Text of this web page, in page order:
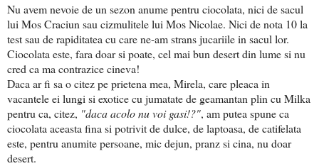
Nu avem nevoie de un sezon anume pentru ciocolata, nici de sacul
lui Mos Craciun sau cizmulitele lui Mos Nicolae. Nici de nota 10 la
test sau de rapiditatea cu care ne-am strans jucariile in sacul lor.
Ciocolata este, fara doar si poate, cel mai bun desert din lume si nu
cred ca ma contrazice cineva!
Daca ar fi sa o citez pe prietena mea, Mirela, care pleaca in
vacantele ei lungi si exotice cu jumatate de geamantan plin cu Milka
pentru ca, citez, "daca acolo nu voi gasi!?", am putea spune ca
ciocolata aceasta fina si potrivit de dulce, de laptoasa, de catifelata
este, pentru anumite persoane, mic dejun, pranz si cina, nu doar
desert.